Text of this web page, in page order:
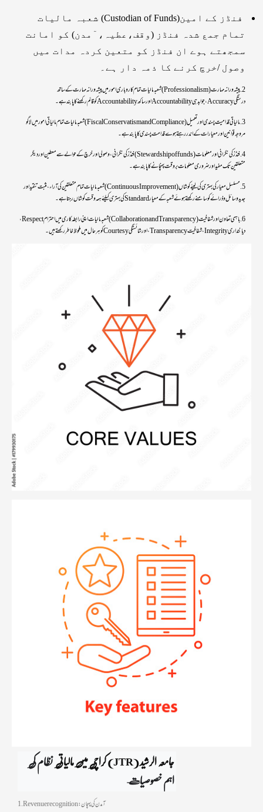
فنڈز کے امین(Custodian of Funds) شعبہ مالیات
تمام جمع شدہ فنڈز (وقف،عطیہ، ٓمدن) کو امانت
سمجھتے ہوے ان فنڈز کو متعین کردہ مدات میں
وصول /خرچ کرنے کا ذمہ دار ہے۔
2. پیشہ ورانہ مہارت (Professionalism) شعبہ مالیات تمام کاروباری امور میں پیشہ ورانہ مہارت کے ساتھ
درستگی Accuracy، جوابدہی Accountability اور ساکھ Accountabilityکو قائم رکھنے کا پابند ہے۔
3. مالیاتی قدامیت پسندی اور تعمیل (Fiscal Conservatism and Compliance) شعبہ مالیات تمام مالیاتی امور میں لاگو
مروجہ قوانین اور معیارات کے اندر رہتے ہوے قدامت پسندی کا پابند ہے۔
4. فنڈز کی نگرانی اور معلومات (Stewardship of funds) فنڈز کی نگرانی ،وصولی اور خرچ کے حوالے سے معطین اور دیگر
متعلقین تک مفید اور ضروری معلومات بروقت پہنچانے کا پابند ہے۔
5. مسلسل معیار کی بہتری کی لیئے کوشاں (Continuous Improvement) شعبہ مالیات تمام متعلقین کی آراء ، مثبت تنقیداور
جدیدوسائل وذرائے کو سامنے رکھتے ہوئےشعبہ کے معیار Standard کی بہتری کیلئے ہمہ وقت کوشاں رہتا ہے۔
6. باہمی تعاون اور شفافیت (Collaboration and Transparency) شعبہ مالیات اپنی رابطہ کاری میں احترام Respect ،
دیانتداری Integrity ، شفافیت Transparency ،اور شائستگیCourtesy کو ہر حال میں ملحوظ خاطر رکھتے ہیں۔
جامعہ الرشید (JTR) کراچی میں مالیاتی
اہم خصوصیات
1. Revenue recognition: آمدن کی پہچان